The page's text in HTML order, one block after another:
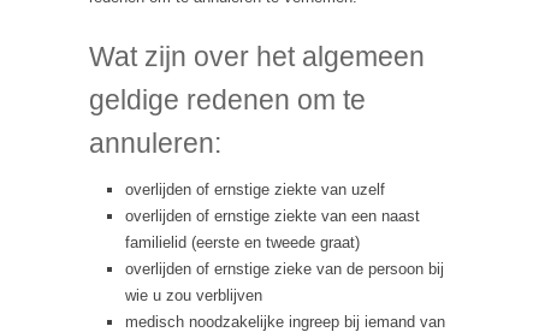
Wat zijn over het algemeen
geldige redenen om te
annuleren:
overlijden of ernstige ziekte van uzelf
overlijden of ernstige ziekte van een naast
familielid (eerste en tweede graat)
overlijden of ernstige zieke van de persoon bij
wie u zou verblijven
medisch noodzakelijke ingreep bij iemand van